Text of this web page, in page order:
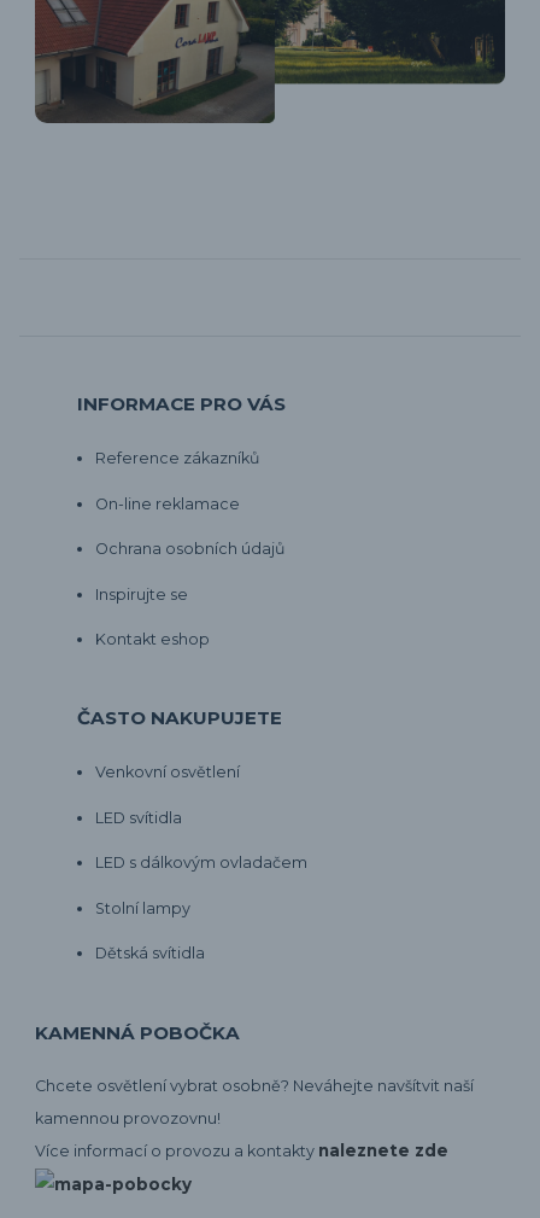
INFORMACE PRO VÁS
Reference zákazníků
On-line reklamace
Ochrana osobních údajů
Inspirujte se
Kontakt eshop
ČASTO NAKUPUJETE
Venkovní osvětlení
LED svítidla
LED s dálkovým ovladačem
Stolní lampy
Dětská svítidla
KAMENNÁ POBOČKA
Chcete osvětlení vybrat osobně? Neváhejte navšítvit naší
kamennou provozovnu!
Více informací o provozu a kontakty naleznete zde